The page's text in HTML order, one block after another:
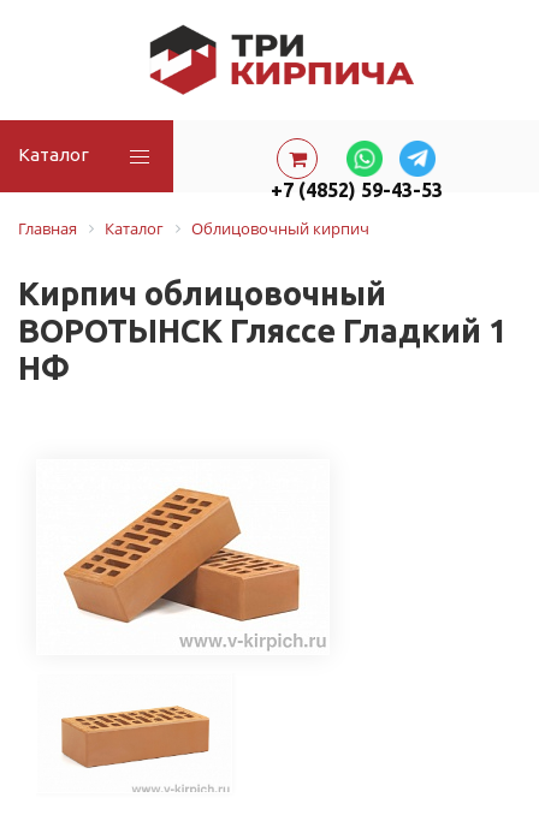
Каталог
+7 (4852) 59-43-53
Главная
Каталог Облицовочный кирпич
Кирпич облицовочный
ВОРОТЫНСК Гляссе Гладкий 1
НФ